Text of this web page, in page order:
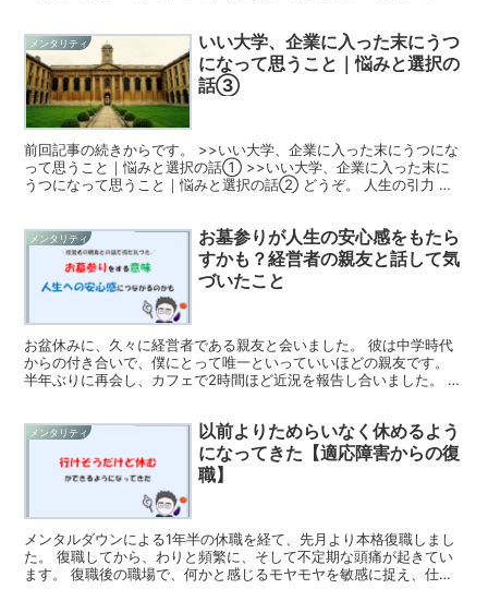
メンタリティ
いい大学、企業に入った末にうつ
になって思うこと｜悩みと選択の
話③
前回記事の続きからです。 >>いい大学、企業に入った末にうつにな
って思うこと｜悩みと選択の話① >>いい大学、企業に入った末に
うつになって思うこと｜悩みと選択の話② どうぞ。 人生の引力 少
メンタリティ
お墓参りが人生の安心感をもたら
すかも？経営者の親友と話して気
づいたこと
お盆休みに、久々に経営者である親友と会いました。 彼は中学時代
からの付き合いで、僕にとって唯一といっていいほどの親友です。
半年ぶりに再会し、カフェで2時間ほど近況を報告し合いました。 そ
メンタリティ
以前よりためらいなく休めるよう
になってきた【適応障害からの復
職】
メンタルダウンによる1年半の休職を経て、先月より本格復職しまし
た。 復職してから、わりと頻繁に、そして不定期な頭痛が起きてい
ます。 復職後の職場で、何かと感じるモヤモヤを敏感に捉え、仕事